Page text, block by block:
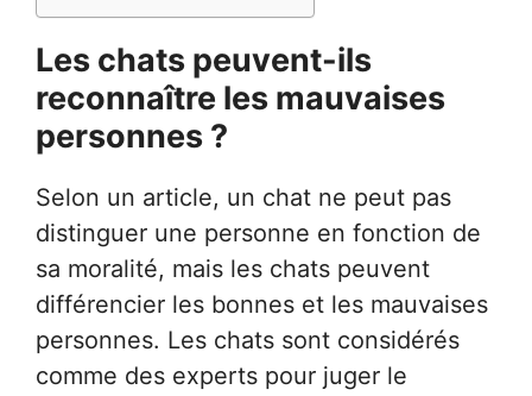
Les chats peuvent-ils
reconnaître les mauvaises
personnes ?
Selon un article, un chat ne peut pas
distinguer une personne en fonction de
sa moralité, mais les chats peuvent
différencier les bonnes et les mauvaises
personnes. Les chats sont considérés
comme des experts pour juger le